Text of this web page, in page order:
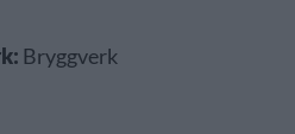
Bryggverk